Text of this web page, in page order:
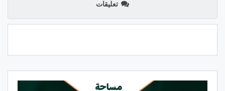
تعليقات